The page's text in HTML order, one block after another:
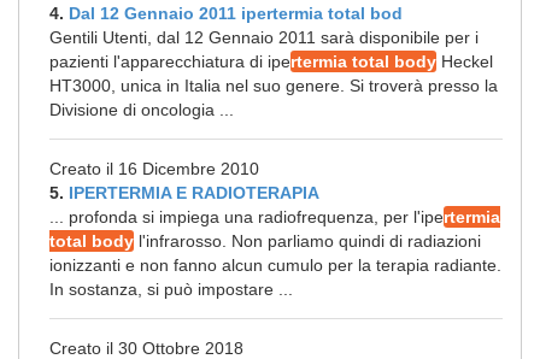
4. Dal 12 Gennaio 2011 ipertermia total bod
Gentili Utenti, dal 12 Gennaio 2011 sarà disponibile per i
pazienti l'apparecchiatura di ipertermia total body Heckel
HT3000, unica in Italia nel suo genere. Si troverà presso la
Divisione di oncologia ...
Creato il 16 Dicembre 2010
5. IPERTERMIA E RADIOTERAPIA
... profonda si impiega una radiofrequenza, per l'ipertermia
total body l'infrarosso. Non parliamo quindi di radiazioni
ionizzanti e non fanno alcun cumulo per la terapia radiante.
In sostanza, si può impostare ...
Creato il 30 Ottobre 2018